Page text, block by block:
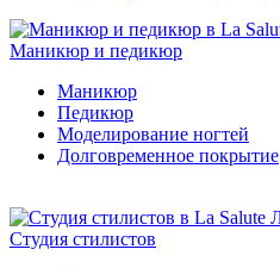
Маникюр и педикюр
Маникюр
Педикюр
Моделирование ногтей
Долговременное покрытие
Студия стилистов